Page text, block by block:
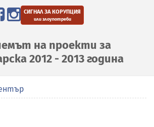
СИГНАЛ ЗА КОРУПЦИЯ
или злоупотреби
на проекти за
2012 - 2013 година